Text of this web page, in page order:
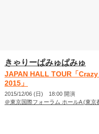
きゃりーぱみゅぱみゅ
JAPAN HALL TOUR「
2015」
2015/12/06 (日) 18:00 開演
＠東京国際フォーラム ホールA (東京